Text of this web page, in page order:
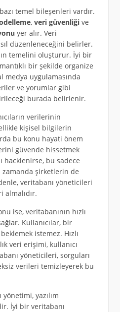
temel bileşenleri vardır.
, veri güvenliğive
yer alır. Veri
düzenleneceğini belirler.
temelini oluşturur. İyi bir
bir şekilde organize
medya uygulamasında
ve yorumlar gibi
burada belirlenir.
verilerinin
kişisel bilgilerin
bu konu hayati önem
güvende hissetmek
hacklenirse, bu sadece
zamanda şirketlerin de
veritabanı yöneticileri
almalıdır.
ise, veritabanının hızlı
Kullanıcılar, bir
istemez. Hızlı
veri erişimi, kullanıcı
yöneticileri, sorguları
verileri temizleyerek bu
yazılım
İyi bir veritabanı